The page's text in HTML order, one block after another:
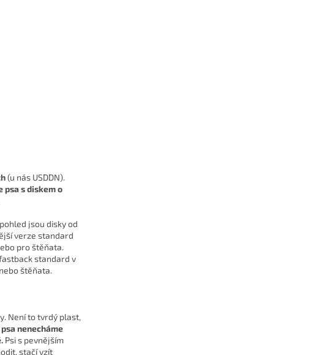
(u nás USDDN).
psa s diskem o
jsou disky od
verze standard
pro štěňata.
standard v
štěňata.
Není to tvrdý plast,
nenecháme
Psi s pevnějším
stačí vzít